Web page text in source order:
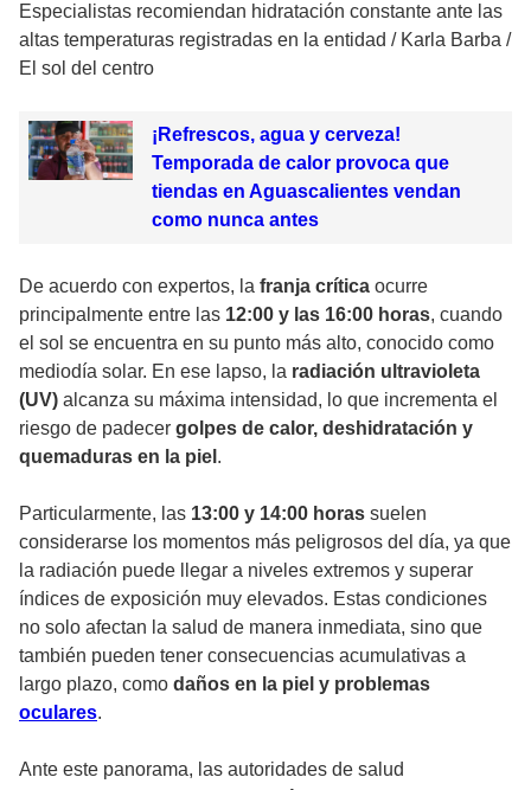
Especialistas recomiendan hidratación constante ante las
altas temperaturas registradas en la entidad / Karla Barba /
El sol del centro
¡Refrescos, agua y cerveza!
Temporada de calor provoca que
tiendas en Aguascalientes vendan
como nunca antes
De acuerdo con expertos, la franja crítica ocurre
principalmente entre las 12:00 y las 16:00 horas, cuando
el sol se encuentra en su punto más alto, conocido como
mediodía solar. En ese lapso, la radiación ultravioleta
(UV) alcanza su máxima intensidad, lo que incrementa el
riesgo de padecer golpes de calor, deshidratación y
quemaduras en la piel .
Particularmente, las 13:00 y 14:00 horas suelen
considerarse los momentos más peligrosos del día, ya que
la radiación puede llegar a niveles extremos y superar
índices de exposición muy elevados. Estas condiciones
no solo afectan la salud de manera inmediata, sino que
también pueden tener consecuencias acumulativas a
largo plazo, como daños en la piel y problemas
oculares.
Ante este panorama, las autoridades de salud